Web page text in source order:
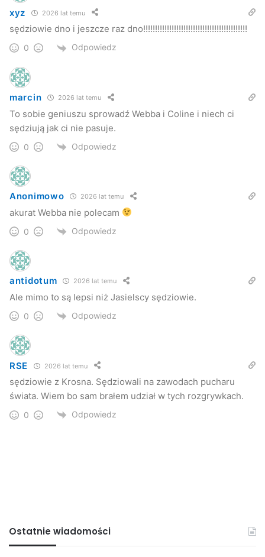
xyz 2026 lat temu
sędziowie dno i jeszcze raz dno!!!!!!!!!!!!!!!!!!!!!!!!!!!!!!!!!!!!!!!!!!!!
0 Odpowiedz
marcin 2026 lat temu
To sobie geniuszu sprowadź Webba i Coline i niech ci
sędziują jak ci nie pasuje.
0 Odpowiedz
Anonimowo 2026 lat temu
akurat Webba nie polecam
0 Odpowiedz
antidotum 2026 lat temu
Ale mimo to są lepsi niż Jasielscy sędziowie.
0 Odpowiedz
RSE 2026 lat temu
sędziowie z Krosna. Sędziowali na zawodach pucharu
świata. Wiem bo sam brałem udział w tych rozgrywkach.
0 Odpowiedz
Ostatnie wiadomości